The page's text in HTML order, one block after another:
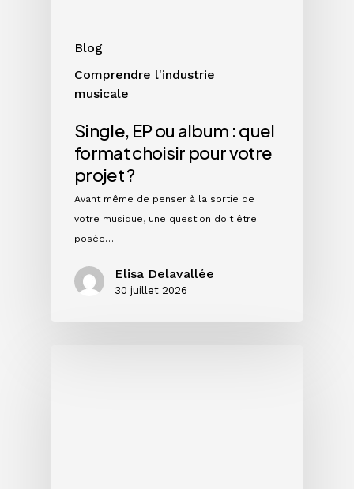
Blog
Comprendre l'industrie
musicale
Single, EP ou album : quel
format choisir pour votre
projet ?
Avant même de penser à la sortie de
votre musique, une question doit être
posée…
Elisa Delavallée
30 juillet 2026